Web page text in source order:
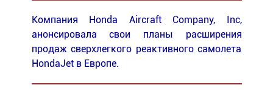
Компания Honda Aircraft Company, Inc,
анонсировала свои планы расширения
продаж сверхлегкого реактивного самолета
HondaJet в Европе.